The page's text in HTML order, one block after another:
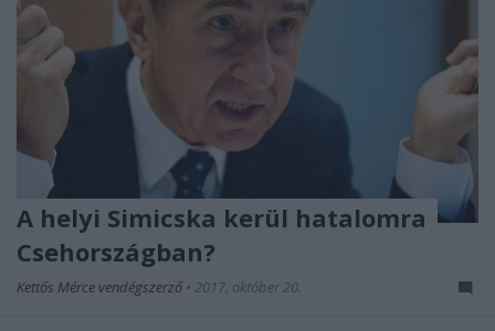
A helyi Simicska kerül hatalomra
Csehországban?
Kettős Mérce vendégszerző • 2017. október 20.